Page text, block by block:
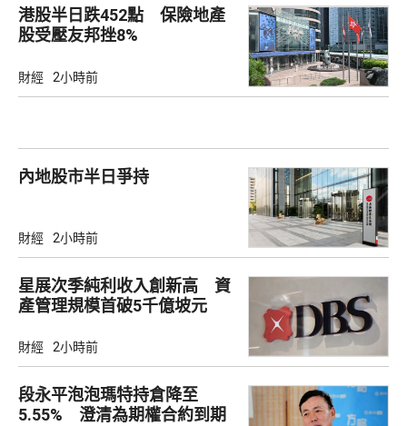
港股半日跌452點 保險地產
股受壓友邦挫8%
財經 2小時前
內地股市半日爭持
財經 2小時前
星展次季純利收入創新高 資
產管理規模首破5千億坡元
財經 2小時前
段永平泡泡瑪特持倉降至
5.55% 澄清為期權合約到期